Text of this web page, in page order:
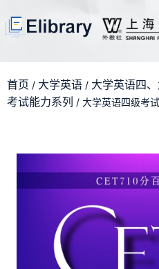
首页 / 大学英语 / 大学英语四
考试能力系列 / 大学英语四级考